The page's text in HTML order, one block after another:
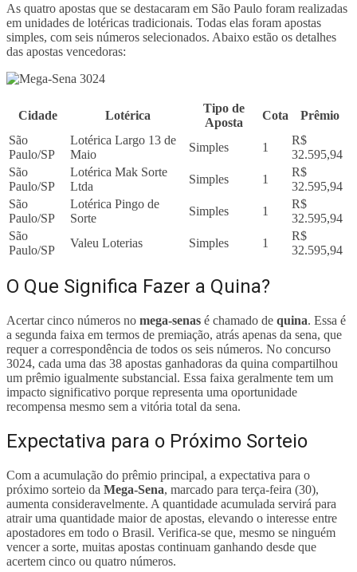
As quatro apostas que se destacaram em São Paulo foram realizadas
em unidades de lotéricas tradicionais. Todas elas foram apostas
simples, com seis números selecionados. Abaixo estão os detalhes
das apostas vencedoras:
Cidade Lotérica
Tipo de
Aposta
Cota
Prêmio
São
Paulo/SP
Lotérica Largo 13 de
Maio
Simples 1
R$
32.595,94
São
Paulo/SP
Lotérica Mak Sorte
Ltda
Simples 1
R$
32.595,94
São
Paulo/SP
Lotérica Pingo de
Sorte
Simples 1
R$
32.595,94
São
Paulo/SP
Valeu Loterias Simples 1
R$
32.595,94
O Que Significa Fazer a Quina?
Acertar cinco números no mega-senas é chamado de quina. Essa é
a segunda faixa em termos de premiação, atrás apenas da sena, que
requer a correspondência de todos os seis números. No concurso
3024, cada uma das 38 apostas ganhadoras da quina compartilhou
um prêmio igualmente substancial. Essa faixa geralmente tem um
impacto significativo porque representa uma oportunidade
recompensa mesmo sem a vitória total da sena.
Expectativa para o Próximo Sorteio
Com a acumulação do prêmio principal, a expectativa para o
próximo sorteio da Mega-Sena, marcado para terça-feira (30),
aumenta consideravelmente. A quantidade acumulada servirá para
atrair uma quantidade maior de apostas, elevando o interesse entre
apostadores em todo o Brasil. Verifica-se que, mesmo se ninguém
vencer a sorte, muitas apostas continuam ganhando desde que
acertem cinco ou quatro números.